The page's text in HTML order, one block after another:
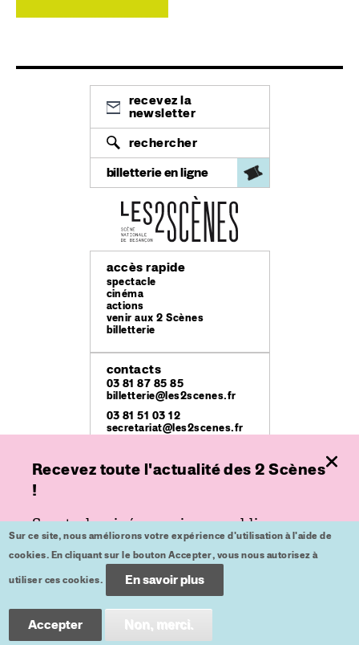
recevez la
newsletter
rechercher
billetterie en ligne
accès rapide
spectacle
cinéma
actions
venir aux 2 Scènes
billetterie
contacts
03 81 87 85 85
billetterie@les2scenes.fr
03 81 51 03 12
secretariat@les2scenes.fr
lieux
place de l'Europe
place du Théâtre
crédits
mentions légales
Recevez toute l'actualité des 2 Scènes
!
Spectacle, cinéma ou jeune public,
inscrivez-vous à nos lettres d'informations
pour ne plus rien rater.
Inscription
Sur ce site, nous améliorons votre expérience d'utilisation à l'aide de
cookies. En cliquant sur le bouton Accepter, vous nous autorisez à
utiliser ces cookies. En savoir plus
Accepter Non, merci.